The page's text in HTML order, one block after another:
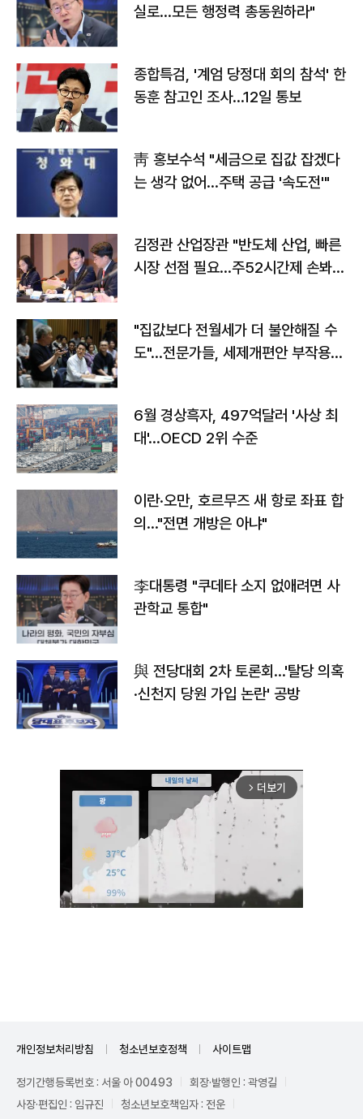
실로…모든 행정력 총동원하라"
종합특검, '계엄 당정대 회의 참석' 한
동훈 참고인 조사...12일 통보
靑 홍보수석 "세금으로 집값 잡겠다
는 생각 없어…주택 공급 '속도전'"
김정관 산업장관 "반도체 산업, 빠른
시장 선점 필요…주52시간제 손봐
"집값보다 전월세가 더 불안해질 수
도"…전문가들, 세제개편안 부작용
6월 경상흑자, 497억달러 '사상 최
대'…OECD 2위 수준
이란·오만, 호르무즈 새 항로 좌표 합
의…"전면 개방은 아냐"
李대통령 "쿠데타 소지 없애려면 사
관학교 통합"
與 전당대회 2차 토론회…'탈당 의혹
·신천지 당원 가입 논란' 공방
arrow_forward_ios 더보기
개인정보처리방침 청소년보호정책 사이트맵
정기간행등록번호 : 서울 아 00493
회장·발행인 : 곽영길
사장·편집인 : 임규진
청소년보호책임자 : 전운